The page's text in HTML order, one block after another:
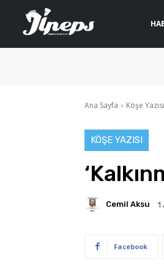
Ana Sayfa Köşe Yazısı
KÖŞE YAZISI
Cemil Aksu 1
Facebook